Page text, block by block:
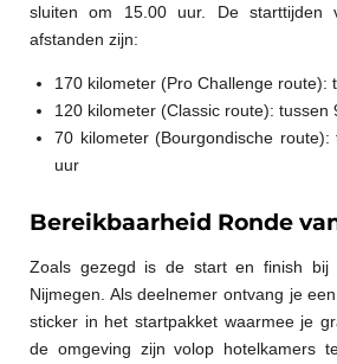
sluiten om 15.00 uur. De starttijden
afstanden zijn:
170 kilometer (Pro Challenge route):
120 kilometer (Classic route): tussen
70 kilometer (Bourgondische
uur
Bereikbaarheid Ronde
Zoals gezegd is de start en finish bij
Nijmegen. Als deelnemer ontvang je
sticker in het startpakket waarmee je
de omgeving zijn volop hotelkamers